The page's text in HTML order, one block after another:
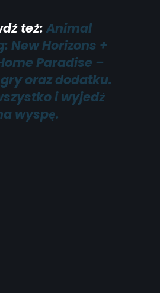
też: Animal
New Horizons +
Paradise –
oraz dodatku.
i wyjedź
wyspę.